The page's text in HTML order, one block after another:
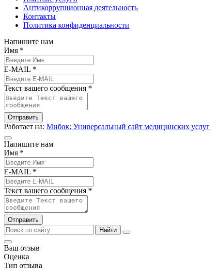
Антикоррупционная деятельность
Контакты
Политика конфиденциальности
Напишите нам
Имя *
E-MAIL *
Текст вашего сообщения *
Отправить
Работает на: Мибок: Универсальный сайт медицинских услуг
Напишите нам
Имя *
E-MAIL *
Текст вашего сообщения *
Отправить
Найти
Ваш отзыв
Оценка
Тип отзыва